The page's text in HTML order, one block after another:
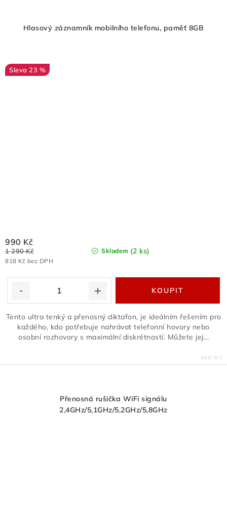
Hlasový záznamník mobilního telefonu, paměť 8GB
23 %
Skladem (2 ks)
818 Kč bez DPH
990 Kč
1 290 Kč
Tento ultra tenký a přenosný diktafon, je ideálním řešením pro
každého, kdo potřebuje nahrávat telefonní hovory nebo
osobní rozhovory s maximální diskrétností. Můžete jej...
Kód: M2
Přenosná rušička WiFi signálu
2,4GHz/5,1GHz/5,2GHz/5,8GHz